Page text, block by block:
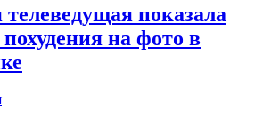
телеведущая показала
похудения на фото в